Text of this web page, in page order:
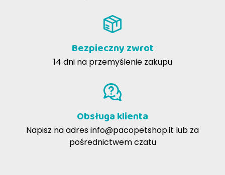
Bezpieczny zwrot
14 dni na przemyślenie zakupu
Obsługa klienta
Napisz na adresinfo@pacopetshop.it lub za
pośrednictwem czatu